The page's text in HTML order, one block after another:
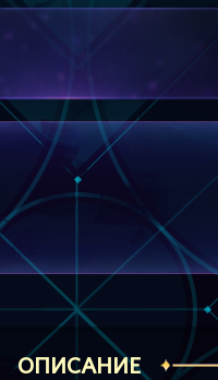
ОПИСАНИЕ